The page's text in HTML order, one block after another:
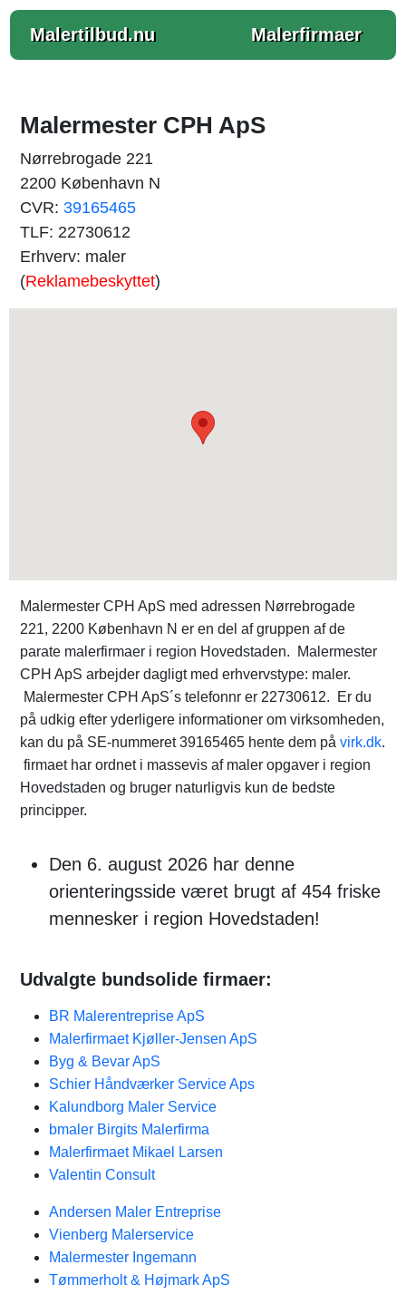
Malertilbud.nu Malerfirmaer
Malermester CPH ApS
Nørrebrogade 221
2200 København N
CVR: 39165465
TLF: 22730612
Erhverv: maler
(Reklamebeskyttet)
Malermester CPH ApS med adressen Nørrebrogade
221, 2200 København N er en del af gruppen af de
parate malerfirmaer i region Hovedstaden. Malermester
CPH ApS arbejder dagligt med erhvervstype: maler.
Malermester CPH ApS´s telefonnr er 22730612. Er du
på udkig efter yderligere informationer om virksomheden,
kan du på SE-nummeret 39165465 hente dem på virk.dk.
firmaet har ordnet i massevis af maler opgaver i region
Hovedstaden og bruger naturligvis kun de bedste
principper.
Den 6. august 2026 har denne
orienteringsside været brugt af 454 friske
mennesker i region Hovedstaden!
Udvalgte bundsolide firmaer:
BR Malerentreprise ApS
Malerfirmaet Kjøller-Jensen ApS
Byg & Bevar ApS
Schier Håndværker Service Aps
Kalundborg Maler Service
bmaler Birgits Malerfirma
Malerfirmaet Mikael Larsen
Valentin Consult
Andersen Maler Entreprise
Vienberg Malerservice
Malermester Ingemann
Tømmerholt & Højmark ApS